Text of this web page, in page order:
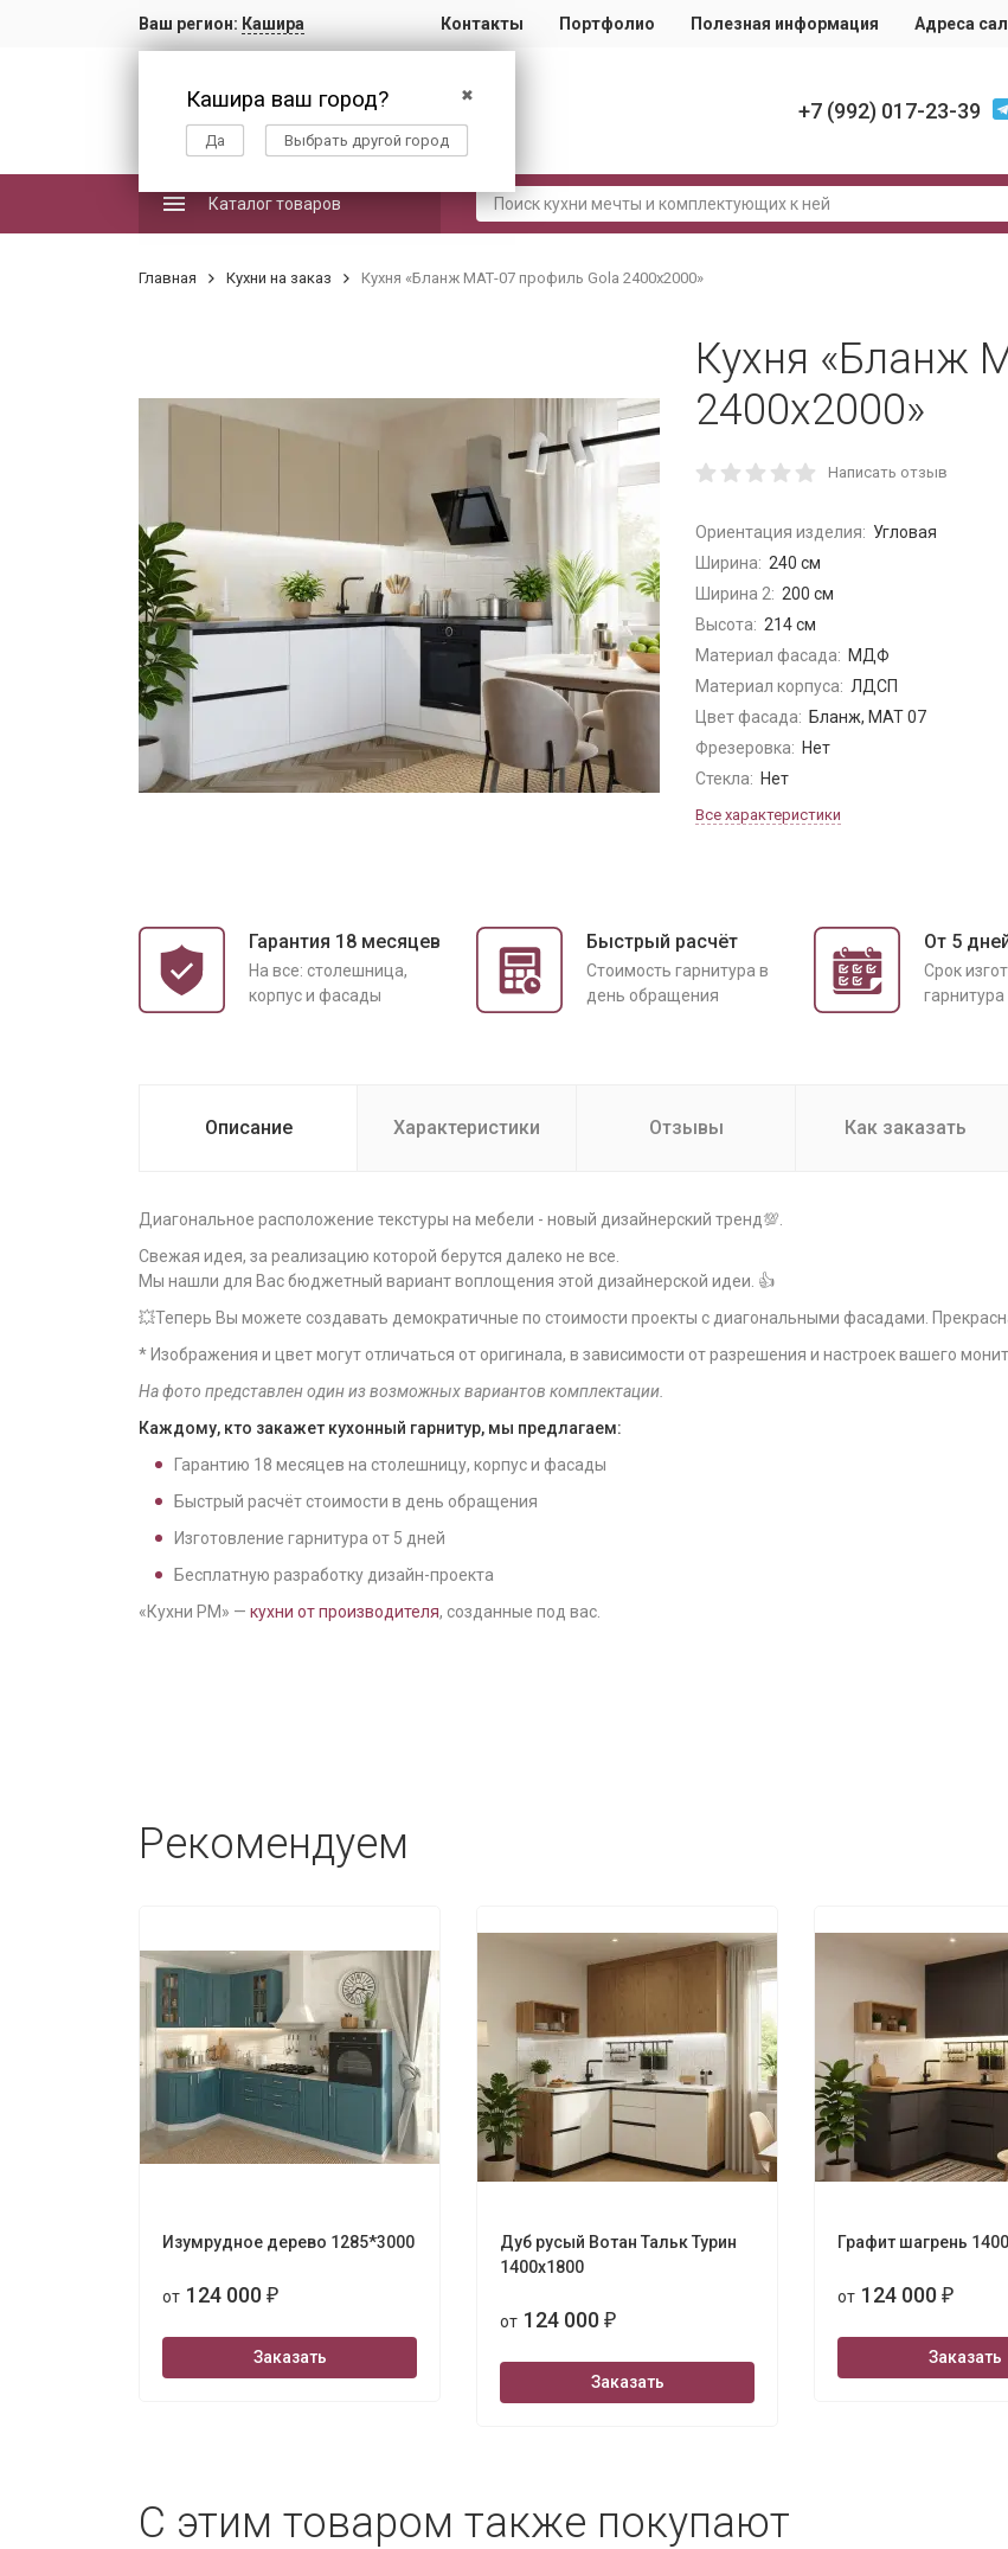
Ваш регион: Кашира
✖
Кашира ваш город?
Да Выбрать другой город
Контакты Портфолио Полезная информация Адреса
+7 (992) 017-23-39
Каталог товаров
Главная Кухни на заказ Кухня «Бланж МАТ-07 профиль Gola 2400х2000»
Кухня «Бланж
2400х2000»
Написать отзыв
Ориентация изделия: Угловая
Ширина: 240 см
Ширина 2: 200 см
Высота: 214 см
Материал фасада: МДФ
Материал корпуса: ЛДСП
Цвет фасада: Бланж, МАТ 07
Фрезеровка: Нет
Стекла: Нет
Все характеристики
Гарантия 18 месяцев
На все: столешница,
корпус и фасады
Быстрый расчёт
Cтоимость гарнитура в
день обращения
От 5
Срок
гарнитура
Описание Характеристики Отзывы Как заказать
Диагональное расположение текстуры на мебели - новый дизайнерский тренд💯.
Свежая идея, за реализацию которой берутся далеко не все.
Мы нашли для Вас бюджетный вариант воплощения этой дизайнерской идеи. 👍
💥Теперь Вы можете создавать демократичные по стоимости проекты с диагональными фасадами.
* Изображения и цвет могут отличаться от оригинала, в зависимости от разрешения и настроек вашего
На фото представлен один из возможных вариантов комплектации.
Каждому, кто закажет кухонный гарнитур, мы предлагаем:
Гарантию 18 месяцев на столешницу, корпус и фасады
Быстрый расчёт стоимости в день обращения
Изготовление гарнитура от 5 дней
Бесплатную разработку дизайн-проекта
«Кухни РМ» — кухни от производителя, созданные под вас.
Рекомендуем
Изумрудное дерево 1285*3000
от 124 000 ₽
Заказать
Дуб русый Вотан Тальк Турин
1400х1800
от 124 000 ₽
Заказать
Графит шагрень
от 124 000 ₽
Заказать
С этим товаром также покупают